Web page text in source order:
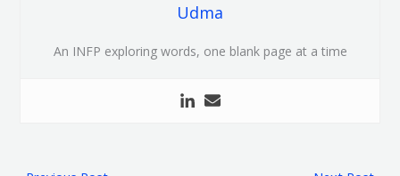
Udma
An INFP exploring words, one blank page at a time